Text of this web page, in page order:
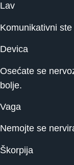
Lav
Komunikativni
Devica
Osećate se
bolje.
Vaga
Nemojte se
Škorpija